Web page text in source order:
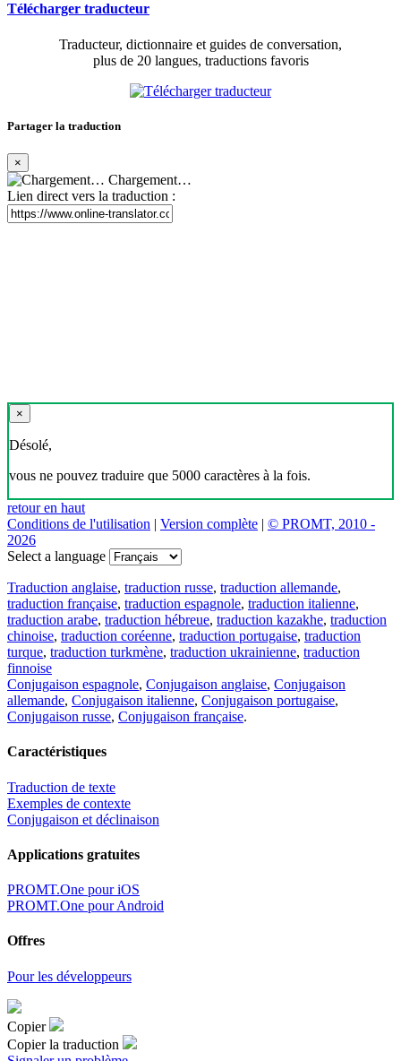
Télécharger traducteur
Traducteur, dictionnaire et guides de conversation,
plus de 20 langues, traductions favoris
Partager la traduction
×
Chargement…
Lien direct vers la traduction :
×
Désolé,
vous ne pouvez traduire que 5000 caractères à la fois.
retour en haut
Conditions de l'utilisation | Version complète | © PROMT, 2010 -
2026
Select a language
Traduction anglaise, traduction russe, traduction allemande,
traduction française, traduction espagnole, traduction italienne,
traduction arabe, traduction hébreue, traduction kazakhe, traduction
chinoise, traduction coréenne, traduction portugaise, traduction
turque, traduction turkmène, traduction ukrainienne, traduction
finnoise
Conjugaison espagnole, Conjugaison anglaise, Conjugaison
allemande, Conjugaison italienne, Conjugaison portugaise,
Conjugaison russe, Conjugaison française.
Caractéristiques
Traduction de texte
Exemples de contexte
Conjugaison et déclinaison
Applications gratuites
PROMT.One pour iOS
PROMT.One pour Android
Offres
Pour les développeurs
Copier
Copier la traduction